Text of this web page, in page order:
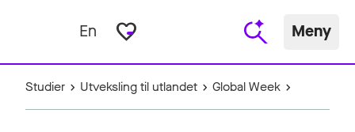
En favorite_border Meny
Studier Utveksling til utlandet Global Week